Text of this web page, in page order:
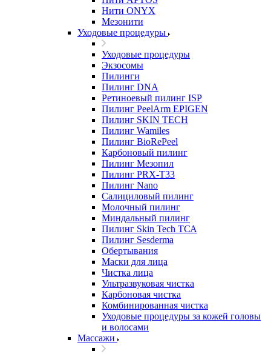
Нити ONYX
Мезонити
Уходовые процедуры
Уходовые процедуры
Экзосомы
Пилинги
Пилинг DNA
Ретиноевый пилинг ISP
Пилинг PeelArm EPIGEN
Пилинг SKIN TECH
Пилинг Wamiles
Пилинг BioRePeel
Карбоновый пилинг
Пилинг Мезопил
Пилинг PRX-T33
Пилинг Nano
Салициловый пилинг
Молочный пилинг
Миндальный пилинг
Пилинг Skin Tech ТСА
Пилинг Sesderma
Обертывания
Маски для лица
Чистка лица
Ультразвуковая чистка
Карбоновая чистка
Комбинированная чистка
Уходовые процедуры за кожей головы
и волосами
Массажи